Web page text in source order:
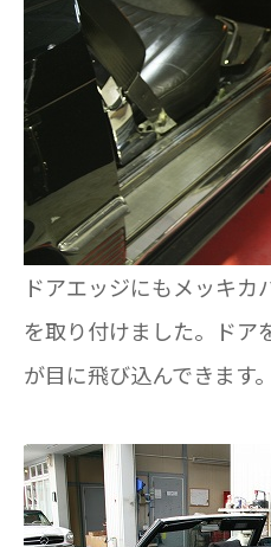
ドアエッジにもメッキカ
を取り付けました。ドア
が目に飛び込んできます。